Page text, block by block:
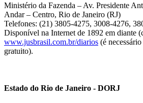
Ministério da Fazenda – Av. Presidente
Andar – Centro, Rio de Janeiro (RJ)
Telefones: (21) 3805-4275, 3008-4276,
Disponível na Internet de 1892 em diante
www.jusbrasil.com.br/diarios (é
gratuito).
Estado do Rio de Janeiro - DORJ